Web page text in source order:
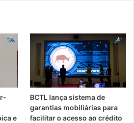
e
BCTL lança sistema de
garantias mobiliárias para
facilitar o acesso ao crédito